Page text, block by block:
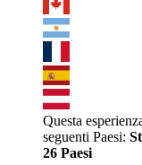
Questa
seguenti Paesi:
26 Paesi